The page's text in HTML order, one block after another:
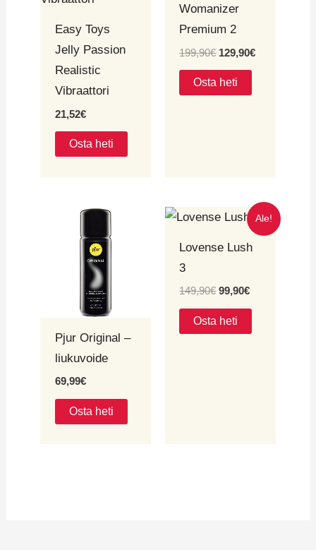
Easy Toys
Jelly Passion
Realistic
Vibraattori
21,52€
Osta heti
Womanizer
Premium 2
199,90€ 129,90€
Osta heti
Pjur Original –
liukuvoide
69,99€
Osta heti
Ale!
Lovense Lush
3
149,90€
Alkuperäinen
149,90€.
99,90€
Nykyinen
hinta
on:
99,90€.
Osta heti